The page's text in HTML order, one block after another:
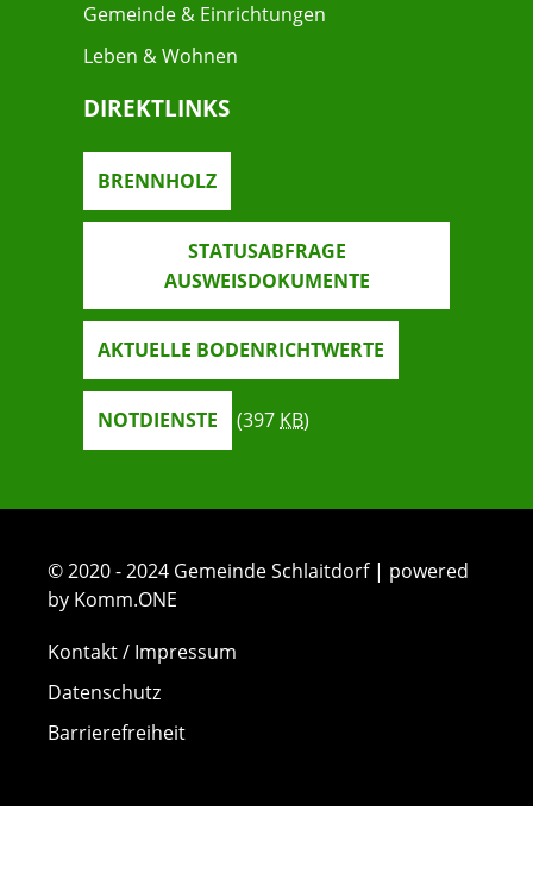
Gemeinde & Einrichtungen
Leben & Wohnen
DIREKTLINKS
BRENNHOLZ
STATUSABFRAGE
AUSWEISDOKUMENTE
AKTUELLE BODENRICHTWERTE
NOTDIENSTE (397 KB)
© 2020 - 2024 Gemeinde Schlaitdorf | powered
by Komm.ONE
Kontakt / Impressum
Datenschutz
Barrierefreiheit